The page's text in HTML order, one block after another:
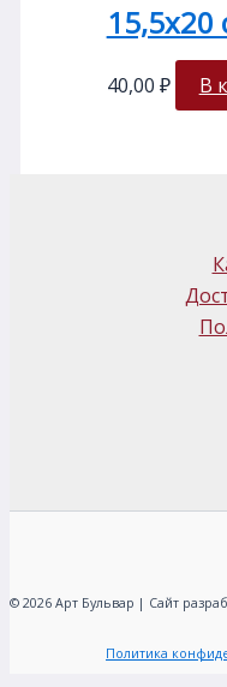
15,5х20
40,00 ₽ В
© 2026 Арт Бульвар | Сайт
Политика